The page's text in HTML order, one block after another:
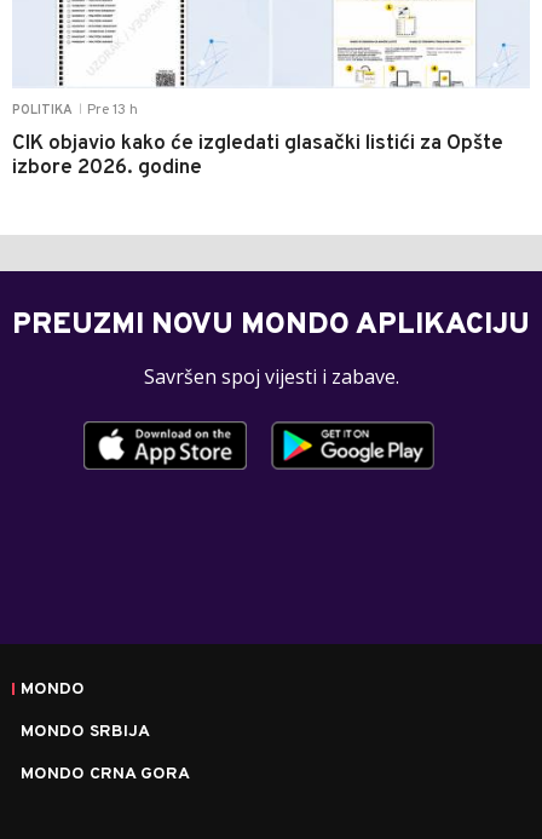
POLITIKA Pre 13 h
CIK objavio kako će izgledati glasački listići za Opšte
izbore 2026. godine
PREUZMI NOVU MONDO APLIKACIJU
Savršen spoj vijesti i zabave.
MONDO
MONDO SRBIJA
MONDO CRNA GORA